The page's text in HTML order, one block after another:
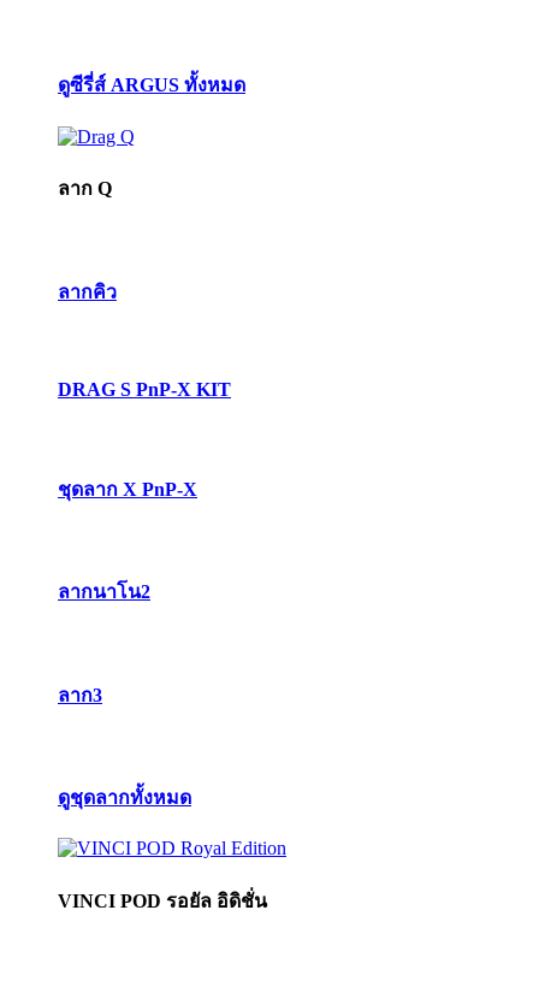
ดูซีรี่ส์ ARGUS ทั้งหมด
ลาก Q
ลากคิว
DRAG S PnP-X KIT
ชุดลาก X PnP-X
ลากนาโน2
ลาก3
ดูชุดลากทั้งหมด
VINCI POD รอยัล อิดิชั่น